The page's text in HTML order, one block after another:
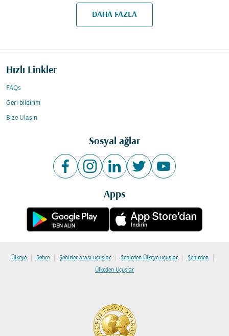
DAHA FAZLA
Hızlı Linkler
FAQs
Geri bildirim
Bize Ulaşın
Sosyal ağlar
Apps
Ülkeye | Şehre | Şehirler arası uçuşlar | Şehirden Ülkeye uçuşlar | Şehirden |
Ülkeden Uçuşlar